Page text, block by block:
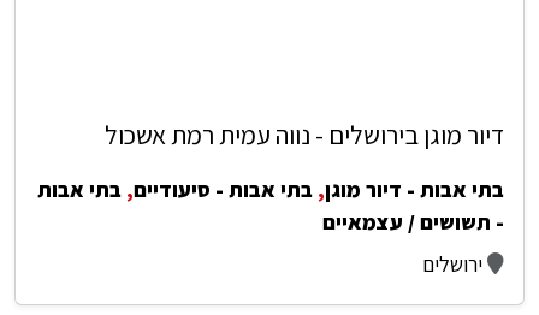
דיור מוגן בירושלים - נווה עמית רמת אשכול
בתי אבות - דיור מוגן, בתי אבות - סיעודיים, בתי אבות
- תשושים / עצמאיים
ירושלים